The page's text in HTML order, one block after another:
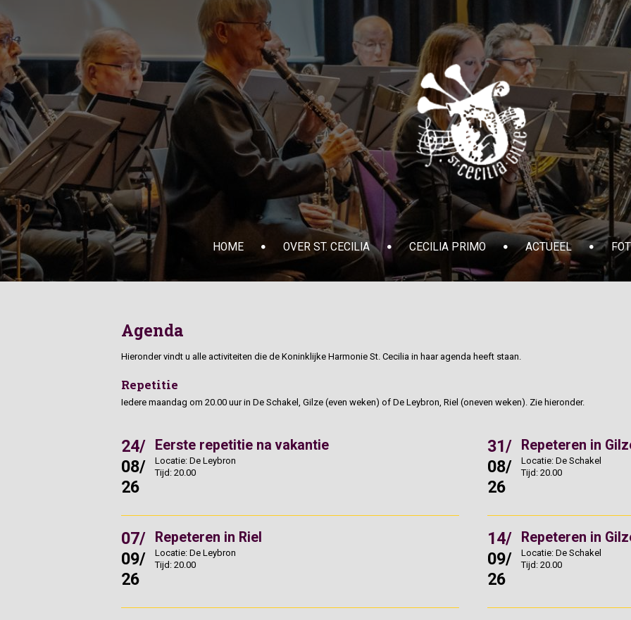
HOME OVER ST. CECILIA CECILIA PRIMO ACTUEEL
Agenda
Hieronder vindt u alle activiteiten die de Koninklijke Harmonie St. Cecilia in haar agenda heeft staan.
Repetitie
Iedere maandag om 20.00 uur in De Schakel, Gilze (even weken) of De Leybron, Riel (oneven weken). Zie hieronder.
24/
08/
26
Eerste repetitie na vakantie
Locatie: De Leybron
Tijd: 20.00
31/
08/
26
Repeteren in
Locatie: De Schakel
Tijd: 20.00
07/
09/
26
Repeteren in Riel
Locatie: De Leybron
Tijd: 20.00
14/
09/
26
Repeteren in
Locatie: De Schakel
Tijd: 20.00